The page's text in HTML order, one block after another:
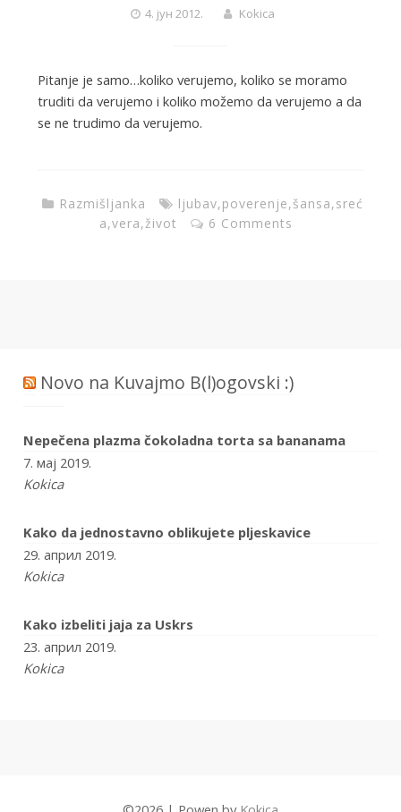
4. јун 2012. Kokica
Pitanje je samo…koliko verujemo, koliko se moramo
truditi da verujemo i koliko možemo da verujemo a da
se ne trudimo da verujemo.
Razmišljanka ljubav,poverenje,šansa,sreć
a,vera,život 6 Comments
Novo na Kuvajmo B(l)ogovski :)
Nepečena plazma čokoladna torta sa bananama
7. мај 2019.
Kokica
Kako da jednostavno oblikujete pljeskavice
29. април 2019.
Kokica
Kako izbeliti jaja za Uskrs
23. април 2019.
Kokica